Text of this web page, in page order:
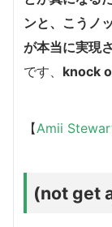
ンと、こうノ
が本当に実現
です、 knock
【Amii
(not get